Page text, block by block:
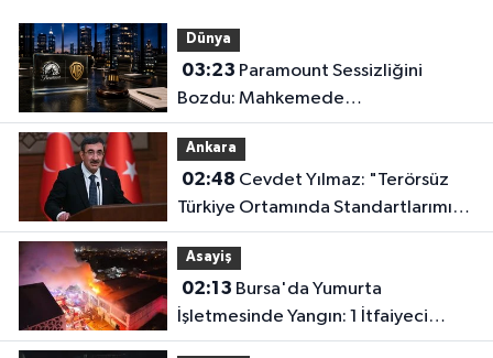
Dünya
03:23
Bozdu: Mahkemede
Kazanacağımıza İnanıyoruz!
Ankara
02:48
Türkiye Ortamında Standartlarımızı
Yükselteceğiz"
Asayiş
02:13
İşletmesinde Yangın: 1 İtfaiyeci
Dumandan Etkilendi